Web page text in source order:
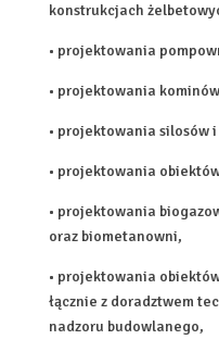
konstrukcjach
• projektowania
• projektowania
• projektowania silosów
• projektowania
• projektowania
oraz biometanowni,
• projektowania
łącznie z doradztwem
nadzoru budowlanego,